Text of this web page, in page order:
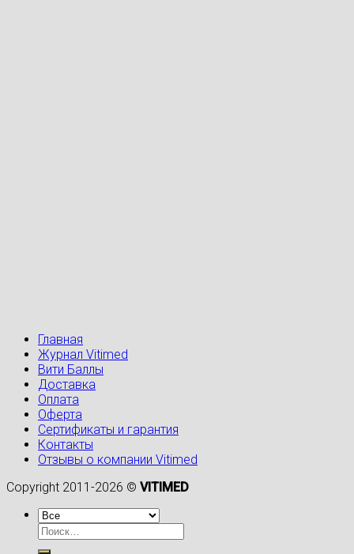
Главная
Журнал Vitimed
Вити Баллы
Доставка
Оплата
Оферта
Сертификаты и гарантия
Контакты
Отзывы о компании Vitimed
Copyright 2011-2026 © VITIMED
Искать: